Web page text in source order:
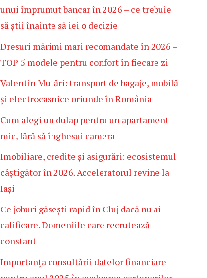
unui împrumut bancar în 2026 – ce trebuie
să știi înainte să iei o decizie
Dresuri mărimi mari recomandate în 2026 –
TOP 5 modele pentru confort în fiecare zi
Valentin Mutări: transport de bagaje, mobilă
și electrocasnice oriunde în România
Cum alegi un dulap pentru un apartament
mic, fără să înghesui camera
Imobiliare, credite și asigurări: ecosistemul
câștigător în 2026. Acceleratorul revine la
Iași
Ce joburi găsești rapid în Cluj dacă nu ai
calificare. Domeniile care recrutează
constant
Importanța consultării datelor financiare